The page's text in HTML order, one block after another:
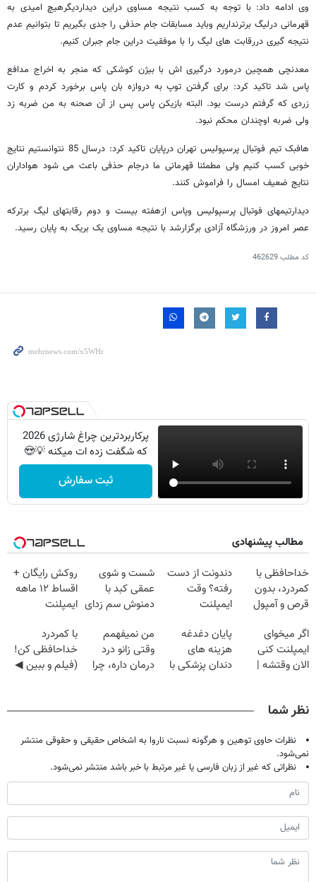
وی ادامه داد: با توجه به کسب نتیجه مساوی دراین دیداردیگرهیچ امیدی به
قهرمانی درلیگ برترنداریم وباید مسابقات جام حذفی را جدی بگیریم تا بتوانیم عدم
نتیجه گیری دررقابت های لیگ را با موفقیت دراین جام جبران کنیم.
معدنچی همچین درمورد درگیری اش با بیژن کوشکی که منجر به اخراج مدافع
پاس شد تاکید کرد: برای گرفتن توپ به دروازه بان پاس برخورد کردم و کارت
زردی که گرفتم درست بود. البته بازیکن پاس پس از آن صحنه به من ضربه زد
ولی ضربه اوچندان محکم نبود.
هافبک تیم فوتبال پرسپولیس تهران درپایان تاکید کرد: درسال 85 نتوانستیم نتایج
خوبی کسب کنیم ولی مطمئنا قهرمانی ما درجام حذفی باعث می شود هواداران
نتایج ضعیف امسال را فراموش کنند.
دیدارتیمهای فوتبال پرسپولیس وپاس ازهفته بیست و دوم رقابتهای لیگ برترکه
عصر امروز در ورزشگاه آزادی برگزارشد با نتیجه مساوی یک بریک به پایان رسید.
کد مطلب462629
پرکاربردترین چراغ شارژی 2026
که شگفت زده ات میکنه 💡😍
ثبت سفارش
مطالب پیشنهادی
خداحافظی با
کمردرد، بدون
قرص و آمپول
دندونت از دست
رفته؟ وقت
ایمپلنت
شست و شوی
عمقی کبد با
دمنوش سم زدای
روکش رایگان +
اقساط ۱۲ ماهه
ایمپلنت
اگر میخوای
ایمپلنت کنی
الان وقتشه |
پایان دغدغه
هزینه های
دندان پزشکی با
من نمیفهمم
وقتی زانو درد
درمان داره، چرا
با کمردرد
خداحافظی کن!
(فیلم و ببین ◀
نظر شما
نظرات حاوی توهین و هرگونه نسبت ناروا به اشخاص حقیقی و حقوقی منتشر
نمی‌شود.
نظراتی که غیر از زبان فارسی یا غیر مرتبط با خبر باشد منتشر نمی‌شود.